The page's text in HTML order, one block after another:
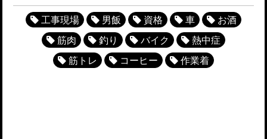
工事現場 男飯 資格 車
お酒
筋肉
釣り バイク
熱中症
筋トレ
コーヒー 作業着